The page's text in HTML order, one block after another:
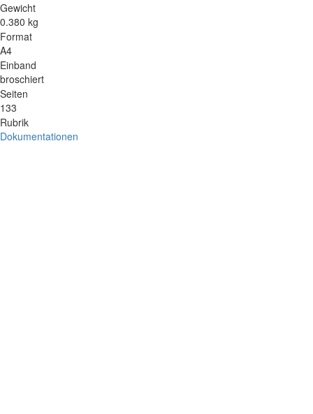
Gewicht
0.380 kg
Format
A4
Einband
broschiert
Seiten
133
Rubrik
Dokumentationen